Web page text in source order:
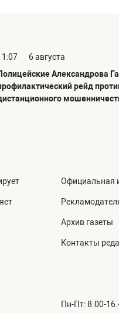
6 августа
Александрова
рейд
Официальная
Архив газеты
Контакты
Пн-Пт: 8.00-